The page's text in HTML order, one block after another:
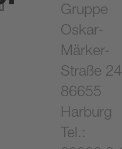
Gruppe
Oskar-
Märker-
Straße 24
86655
Harburg
Tel.: